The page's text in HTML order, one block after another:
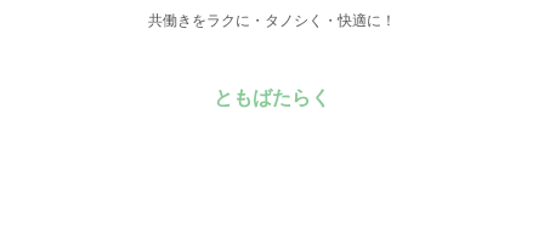
共働きをラクに・タノシく・快適に！
ともばたらく